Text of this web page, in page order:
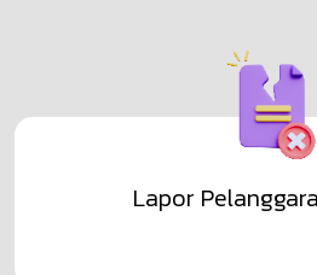
Dibutuhkan Segera Satpam (2
Pengumuman
Pengumuman Penetapan
Lapor